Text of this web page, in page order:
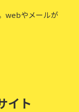
webやメールが
イト